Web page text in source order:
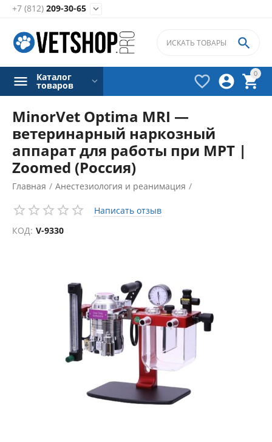
+7 (812) 209-30-65 
0




Каталог
товаров
MinorVet Optima MRI —
ветеринарный наркозный
аппарат для работы при МРТ |
Zoomed (Россия)
Главная / Анестезиология и реанимация /
Наркозные аппараты /
Написать отзыв
КОД: V-9330